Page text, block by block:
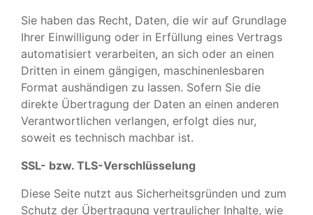
Sie haben das Recht, Daten, die wir auf Grundlage
Ihrer Einwilligung oder in Erfüllung eines Vertrags
automatisiert verarbeiten, an sich oder an einen
Dritten in einem gängigen, maschinenlesbaren
Format aushändigen zu lassen. Sofern Sie die
direkte Übertragung der Daten an einen anderen
Verantwortlichen verlangen, erfolgt dies nur,
soweit es technisch machbar ist.
SSL- bzw. TLS-Verschlüsselung
Diese Seite nutzt aus Sicherheitsgründen und zum
Schutz der Übertragung vertraulicher Inhalte, wie